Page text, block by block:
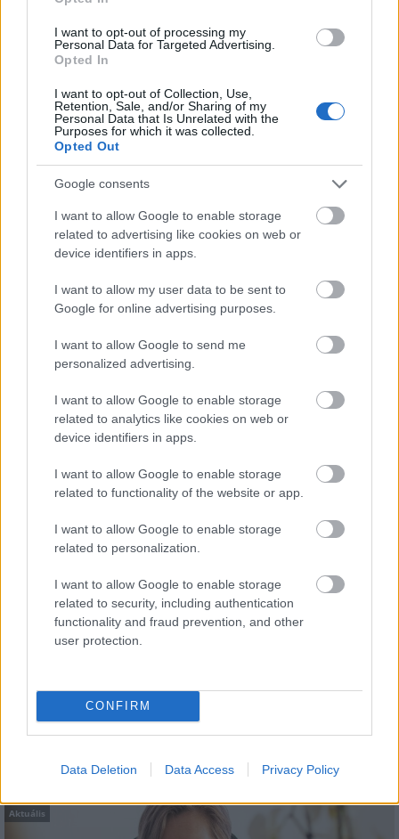
I want to opt-out of processing my
Personal Data for Targeted Advertising.
Opted In
I want to opt-out of Collection, Use,
Retention, Sale, and/or Sharing of my
Personal Data that Is Unrelated with the
Purposes for which it was collected.
Opted Out
Google consents
I want to allow Google to enable storage
related to advertising like cookies on web or
device identifiers in apps.
I want to allow my user data to be sent to
Google for online advertising purposes.
I want to allow Google to send me
personalized advertising.
I want to allow Google to enable storage
related to analytics like cookies on web or
device identifiers in apps.
I want to allow Google to enable storage
related to functionality of the website or app.
I want to allow Google to enable storage
related to personalization.
I want to allow Google to enable storage
related to security, including authentication
functionality and fraud prevention, and other
user protection.
CONFIRM
Data Deletion Data Access Privacy Policy
Mohács a csata ötszázadik
évfordulójára
AJÁNLJUK MÉG
Nagy igazolás - Sokszoros bajnok érkezik a
Fehérvárhoz
Miért kulcsfontosságú a korszerű légtechnika az
egészségügyi intézményekben?
Aktuális